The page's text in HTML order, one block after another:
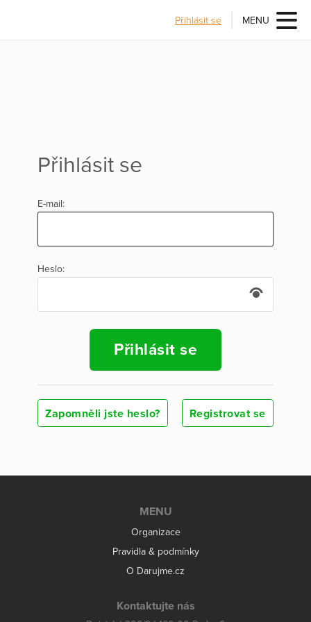
Přihlásit se MENU
Přihlásit se
E-mail:
Heslo:
Přihlásit se
Zapomněli jste heslo? Registrovat se
MENU
Organizace
Pravidla & podmínky
O Darujme.cz
Kontaktujte nás